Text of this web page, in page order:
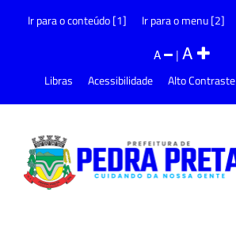
Ir para o conteúdo [1] Ir para o menu [2]
A |A
Libras Acessibilidade Alto Contraste